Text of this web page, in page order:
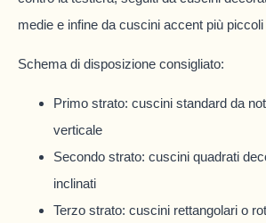
medie e infine da cuscini accent più
Schema di disposizione consigliato:
Primo strato: cuscini standard da
verticale
Secondo strato: cuscini quadrati
inclinati
Terzo strato: cuscini rettangolari o